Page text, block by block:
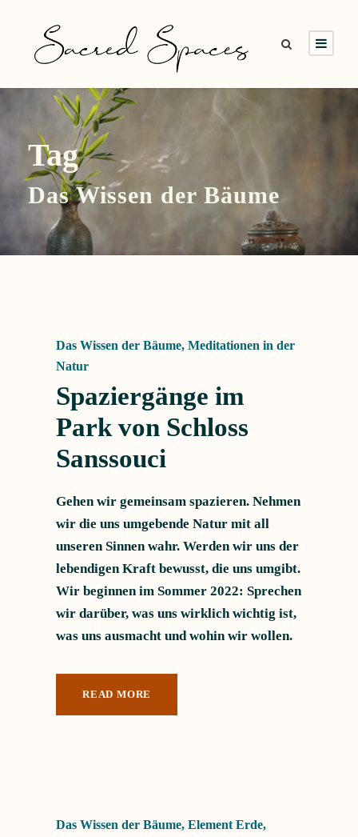
Tag
Das Wissen der Bäume
Das Wissen der Bäume, Meditationen in der
Natur
Spaziergänge im
Park von Schloss
Sanssouci
Gehen wir gemeinsam spazieren. Nehmen
wir die uns umgebende Natur mit all
unseren Sinnen wahr. Werden wir uns der
lebendigen Kraft bewusst, die uns umgibt.
Wir beginnen im Sommer 2022: Sprechen
wir darüber, was uns wirklich wichtig ist,
was uns ausmacht und wohin wir wollen.
READ MORE
Das Wissen der Bäume, Element Erde,